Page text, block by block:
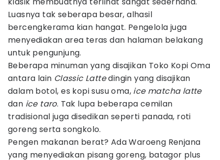
Luasnya tak seberapa besar, alhasil
bercengkerama kian hangat. Pengelola juga
menyediakan area teras dan halaman belakang
untuk pengunjung.
Beberapa minuman yang disajikan Toko Kopi Oma
antara lain Classic Lattedingin yang disajikan
dalam botol, es kopi susu oma, ice matcha latte
dan ice taro. Tak lupa beberapa cemilan
tradisional juga disedikan seperti panada, roti
goreng serta songkolo.
Pengen makanan berat? Ada Waroeng Renjana
yang menyediakan pisang goreng, batagor plus